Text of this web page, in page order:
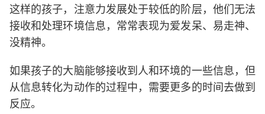
这样的孩子，注意力发展处于较低的阶层，他们无法
接收和处理环境信息，常常表现为爱发呆、易走神、
没精神。
如果孩子的大脑能够接收到人和环境的一些信息，但
从信息转化为动作的过程中，需要更多的时间去做到
反应。